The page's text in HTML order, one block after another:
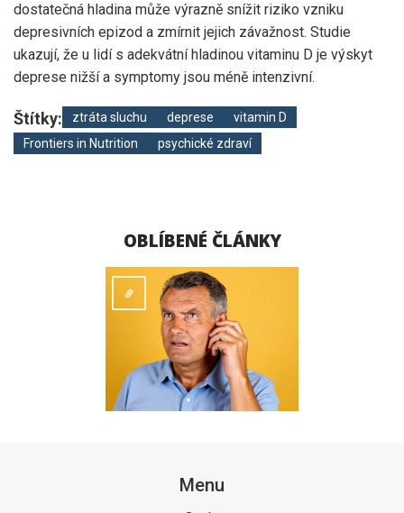
dostatečná hladina může výrazně snížit riziko vzniku
depresivních epizod a zmírnit jejich závažnost. Studie
ukazují, že u lidí s adekvátní hladinou vitaminu D je výskyt
deprese nižší a symptomy jsou méně intenzivní.
Štítky: ztráta sluchu deprese
vitamin D
Frontiers in Nutrition
psychické zdraví
OBLÍBENÉ ČLÁNKY
Menu